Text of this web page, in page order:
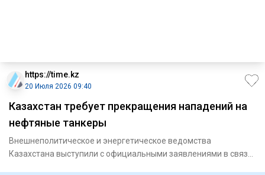
https://time.kz
20 Июля 2026 09:40
Казахстан требует прекращения нападений на
нефтяные танкеры
Внешнеполитическое и энергетическое ведомства
Казахстана выступили с официальными заявлениями в связи